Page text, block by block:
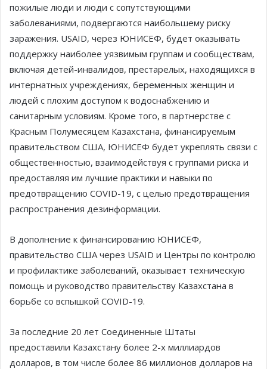
пожилые люди и люди с сопутствующими
заболеваниями, подвергаются наибольшему риску
заражения. USAID, через ЮНИСЕФ, будет оказывать
поддержку наиболее уязвимым группам и сообществам,
включая детей-инвалидов, престарелых, находящихся в
интернатных учреждениях, беременных женщин и
людей с плохим доступом к водоснабжению и
санитарным условиям. Кроме того, в партнерстве с
Красным Полумесяцем Казахстана, финансируемым
правительством США, ЮНИСЕФ будет укреплять связи с
общественностью, взаимодействуя с группами риска и
предоставляя им лучшие практики и навыки по
предотвращению COVID-19, с целью предотвращения
распространения дезинформации.
В дополнение к финансированию ЮНИСЕФ,
правительство США через USAID и Центры по контролю
и профилактике заболеваний, оказывает техническую
помощь и руководство правительству Казахстана в
борьбе со вспышкой COVID-19.
За последние 20 лет Соединенные Штаты
предоставили Казахстану более 2-х миллиардов
долларов, в том числе более 86 миллионов долларов на